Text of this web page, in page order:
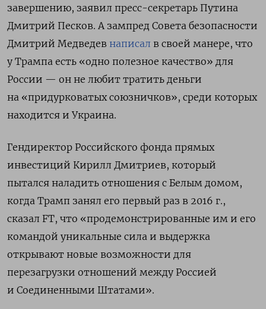
завершению, заявил пресс-секретарь Путина
Дмитрий Песков. А зампред Совета безопасности
Дмитрий Медведев написал в своей манере, что
у Трампа есть «одно полезное качество» для
России — он не любит тратить деньги
на «придурковатых союзничков», среди которых
находится и Украина.
Гендиректор Российского фонда прямых
инвестиций Кирилл Дмитриев, который
пытался наладить отношения с Белым домом,
когда Трамп занял его первый раз в 2016 г.,
сказал FT, что «продемонстрированные им и его
командой уникальные сила и выдержка
открывают новые возможности для
перезагрузки отношений между Россией
и Соединенными Штатами».